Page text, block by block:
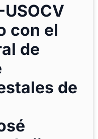
USOCV
con el
de
de